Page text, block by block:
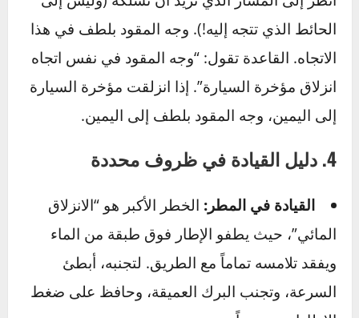
بارتجاج في الدواسة، هذا طبيعي).
التوجيه: قم بالانعطاف بسلاسة. أدر المقود
بشكل تدريجي وليس فجأة.
هذا هو الموقف الذي يخشاه الجميع، لكن معرفة
الخطوة 1: حافظ على هدوئك وارفع قدمك!
أول
رد فعل طبيعي هو الضغط على الفرامل بقوة. قاوم
هذا الشعور! ارفع قدمك بلطف عن دواسة الوقود